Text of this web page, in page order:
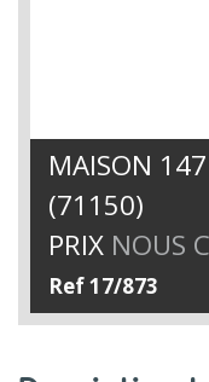
MAISON 147
(71150)
PRIX NOUS
Ref 17/873